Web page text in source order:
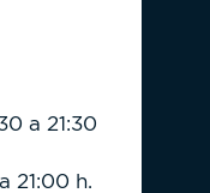
a 21:30
21:00 h.